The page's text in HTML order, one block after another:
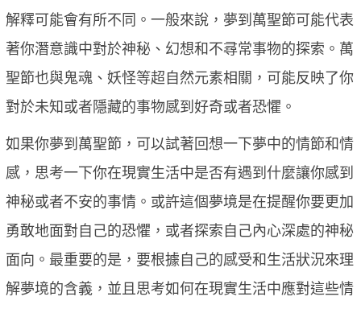
解釋可能會有所不同。一般來說，夢到萬聖節可能代表
著你潛意識中對於神秘、幻想和不尋常事物的探索。萬
聖節也與鬼魂、妖怪等超自然元素相關，可能反映了你
對於未知或者隱藏的事物感到好奇或者恐懼。
如果你夢到萬聖節，可以試著回想一下夢中的情節和情
感，思考一下你在現實生活中是否有遇到什麼讓你感到
神秘或者不安的事情。或許這個夢境是在提醒你要更加
勇敢地面對自己的恐懼，或者探索自己內心深處的神秘
面向。最重要的是，要根據自己的感受和生活狀況來理
解夢境的含義，並且思考如何在現實生活中應對這些情